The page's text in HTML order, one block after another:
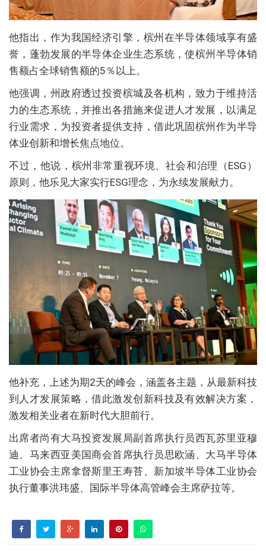
他指出，作为我国经济引擎，槟州在半导体领域享有盛
誉，蓬勃发展的半导体企业生态系统，使槟州半导体销
售额占全球销售额的5％以上。
他强调，州政府透过投资槟城及各机构，致力于维持活
力的生态系统，并推出各措施来促进人才发展，以满足
行业需求，为投资者提供支持，借此巩固槟州作为半导
体业创新和增长焦点地位。
不过，他说，槟州非常重视环境、社会和治理（ESG）
原则，他乐见大家实行ESG理念，为永续发展献力。
他补充，上述为期2天的峰会，涵盖各主题，从最新科技
到人才发展策略，借此激发创新科技及有效解决方案，
激发相关业者在新时代大胆前行。
出席者尚有大马投资发展局副首席执行员西瓦苏里亚穆
迪、马来西亚美国商会首席执行员思欧涵、大马半导体
工业协会主席拿督斯里王寿苔、新加坡半导体工业协会
执行董事洪玮盛、国际半导体高管峰会主席萨拉等。